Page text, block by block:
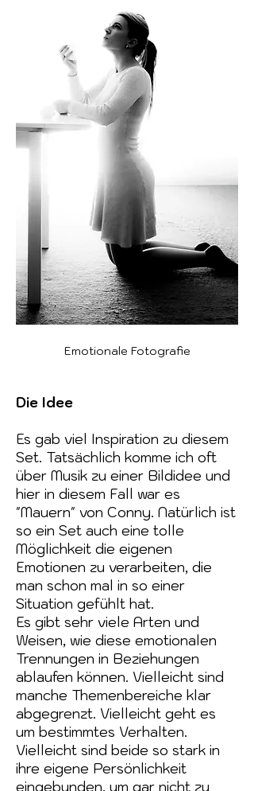
Emotionale Fotografie
Die Idee
Es gab viel Inspiration zu diesem
Set. Tatsächlich komme ich oft
über Musik zu einer Bildidee und
hier in diesem Fall war es
"Mauern" von Conny. Natürlich ist
so ein Set auch eine tolle
Möglichkeit die eigenen
Emotionen zu verarbeiten, die
man schon mal in so einer
Situation gefühlt hat.
Es gibt sehr viele Arten und
Weisen, wie diese emotionalen
Trennungen in Beziehungen
ablaufen können. Vielleicht sind
manche Themenbereiche klar
abgegrenzt. Vielleicht geht es
um bestimmtes Verhalten.
Vielleicht sind beide so stark in
ihre eigene Persönlichkeit
eingebunden, um gar nicht zu